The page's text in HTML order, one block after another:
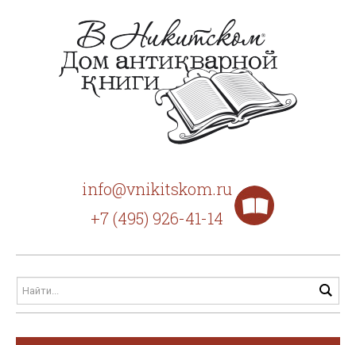
info@vnikitskom.ru
+7 (495) 926-41-14